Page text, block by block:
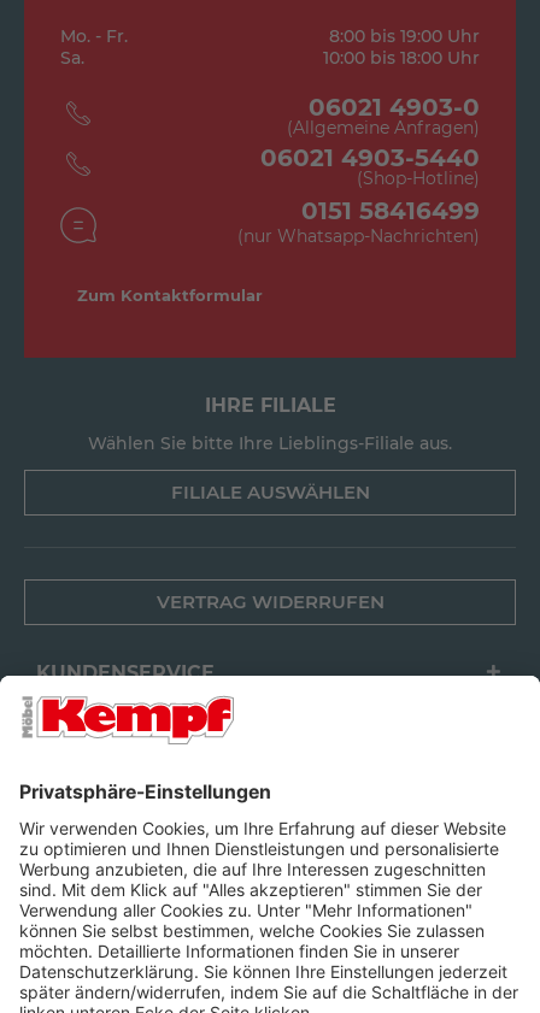
Mo. - Fr.
8:00 bis 19:00 Uhr
Sa.
10:00 bis 18:00 Uhr
06021 4903-0
(Allgemeine Anfragen)
06021 4903-5440
(Shop-Hotline)
0151 58416499
(nur Whatsapp-Nachrichten)
Zum Kontaktformular
IHRE FILIALE
Wählen Sie bitte Ihre Lieblings-Filiale aus.
FILIALE AUSWÄHLEN
VERTRAG WIDERRUFEN
KUNDENSERVICE
FILIALEN
FOLGEN SIE UNS
Barrierefreiheit Cookie-Einstellungen Widerrufsrecht